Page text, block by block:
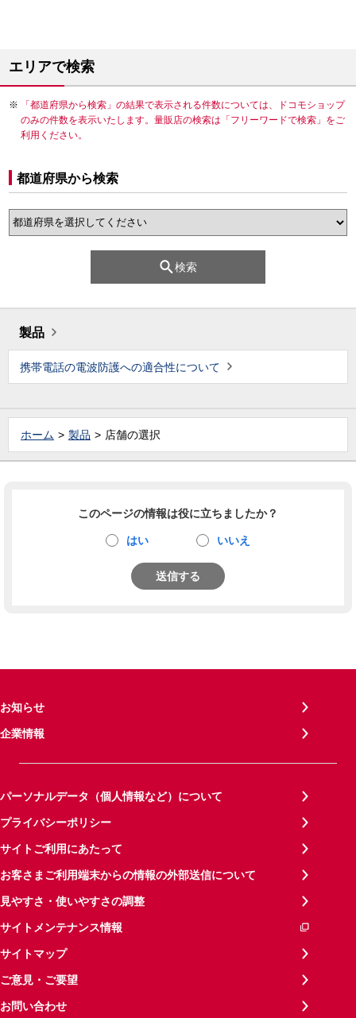
エリアで検索
「都道府県から検索」の結果で表示される件数については、ドコモショップ
のみの件数を表示いたします。量販店の検索は「フリーワードで検索」をご
利用ください。
都道府県から検索
検索
製品
携帯電話の電波防護への適合性について
ホーム 製品 店舗の選択
このページの情報は役に立ちましたか？
はい いいえ
送信する
お知らせ
企業情報
パーソナルデータ（個人情報など）について
プライバシーポリシー
サイトご利用にあたって
お客さまご利用端末からの情報の外部送信について
見やすさ・使いやすさの調整
サイトメンテナンス情報
サイトマップ
ご意見・ご要望
お問い合わせ